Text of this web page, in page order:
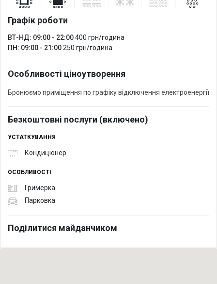
Графік роботи
ВТ-НД: 09:00 - 22:00400 грн/година
ПН: 09:00 - 21:00250 грн/година
Особливості ціноутворення
Бронюємо приміщення по графіку відключення електроенергії
Безкоштовні послуги (включено)
УСТАТКУВАННЯ
Кондиціонер
ОСОБЛИВОСТІ
Гримерка
Парковка
Поділитися майданчиком